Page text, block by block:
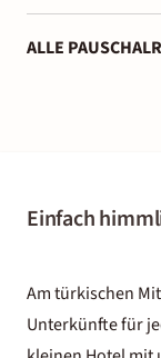
ALLE
Einfach
Am türkischen
Unterkünfte für